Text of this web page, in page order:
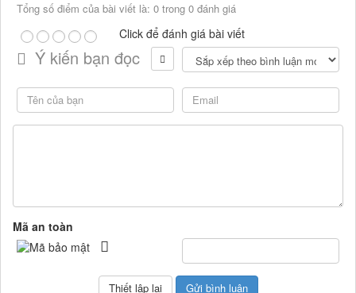
Tổng số điểm của bài viết là: 0 trong 0 đánh giá
Click để đánh giá bài viết
Ý kiến bạn đọc
Mã an toàn